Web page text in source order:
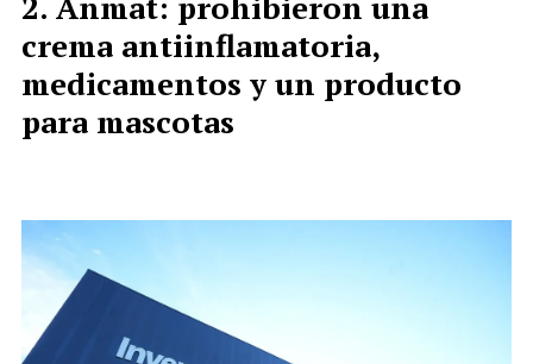
crema antiinflamatoria,
medicamentos y un producto
para mascotas